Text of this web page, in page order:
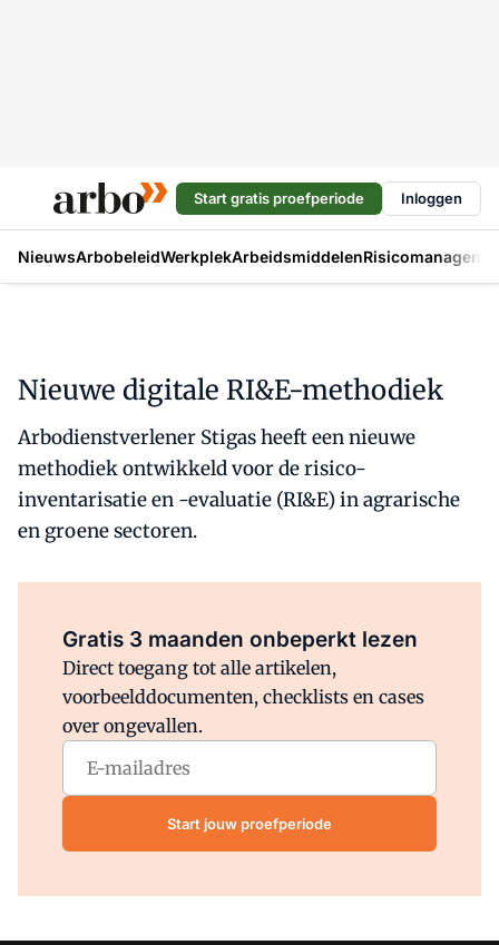
Start gratis proefperiode Inloggen
NieuwsArbobeleidWerkplekArbeidsmiddelen
Nieuwe digitale RI&E-methodiek
Arbodienstverlener Stigas heeft een nieuwe
methodiek ontwikkeld voor de risico-
inventarisatie en -evaluatie (RI&E) in agrarische
en groene sectoren.
Gratis 3 maanden onbeperkt lezen
Direct toegang tot alle artikelen,
voorbeelddocumenten, checklists en cases
over ongevallen.
Start jouw proefperiode